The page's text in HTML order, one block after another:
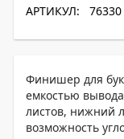
АРТИКУЛ: 76330
Финишер для
емкостью
листов, нижний
возможность